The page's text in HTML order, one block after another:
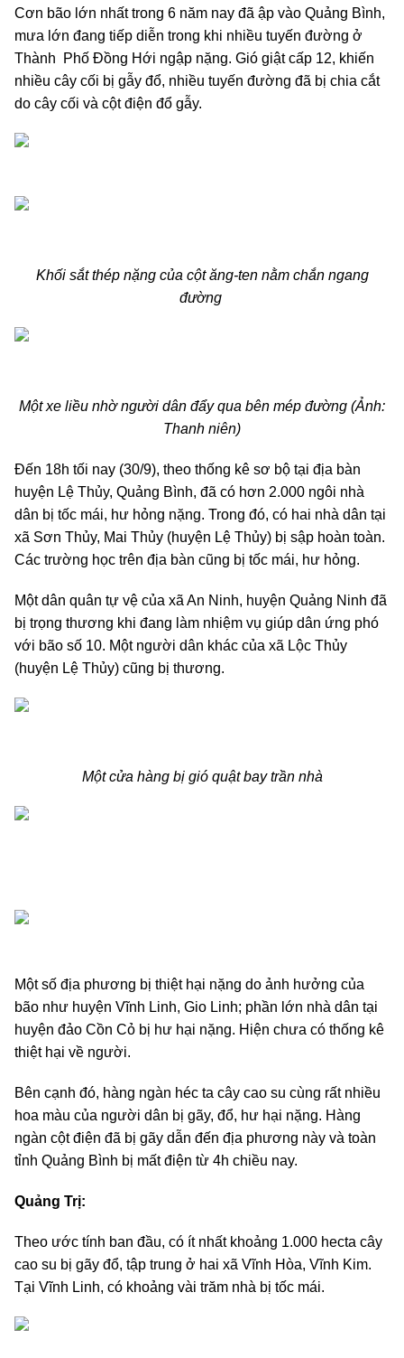
Cơn bão lớn nhất trong 6 năm nay đã ập vào Quảng Bình,
mưa lớn đang tiếp diễn trong khi nhiều tuyến đường ở
Thành Phố Đồng Hới ngập nặng. Gió giật cấp 12, khiến
nhiều cây cối bị gẫy đổ, nhiều tuyến đường đã bị chia cắt
do cây cối và cột điện đổ gẫy.
Khối sắt thép nặng của cột ăng-ten nằm chắn ngang
đường
Một xe liều nhờ người dân đẩy qua bên mép đường (Ảnh:
Thanh niên)
Đến 18h tối nay (30/9), theo thống kê sơ bộ tại địa bàn
huyện Lệ Thủy, Quảng Bình, đã có hơn 2.000 ngôi nhà
dân bị tốc mái, hư hỏng nặng. Trong đó, có hai nhà dân tại
xã Sơn Thủy, Mai Thủy (huyện Lệ Thủy) bị sập hoàn toàn.
Các trường học trên địa bàn cũng bị tốc mái, hư hỏng.
Một dân quân tự vệ của xã An Ninh, huyện Quảng Ninh đã
bị trọng thương khi đang làm nhiệm vụ giúp dân ứng phó
với bão số 10. Một người dân khác của xã Lộc Thủy
(huyện Lệ Thủy) cũng bị thương.
Một cửa hàng bị gió quật bay trần nhà
Một số địa phương bị thiệt hại nặng do ảnh hưởng của
bão như huyện Vĩnh Linh, Gio Linh; phần lớn nhà dân tại
huyện đảo Cồn Cỏ bị hư hại nặng. Hiện chưa có thống kê
thiệt hại về người.
Bên cạnh đó, hàng ngàn héc ta cây cao su cùng rất nhiều
hoa màu của người dân bị gãy, đổ, hư hại nặng. Hàng
ngàn cột điện đã bị gãy dẫn đến địa phương này và toàn
tỉnh Quảng Bình bị mất điện từ 4h chiều nay.
Quảng Trị:
Theo ước tính ban đầu, có ít nhất khoảng 1.000 hecta cây
cao su bị gãy đổ, tập trung ở hai xã Vĩnh Hòa, Vĩnh Kim.
Tại Vĩnh Linh, có khoảng vài trăm nhà bị tốc mái.